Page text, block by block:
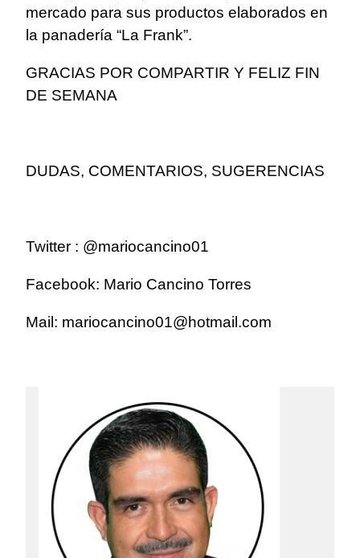
mercado para sus productos elaborados en
la panadería “La Frank”.
GRACIAS POR COMPARTIR Y FELIZ FIN
DE SEMANA
DUDAS, COMENTARIOS, SUGERENCIAS
Twitter : @mariocancino01
Facebook: Mario Cancino Torres
Mail: mariocancino01@hotmail.com